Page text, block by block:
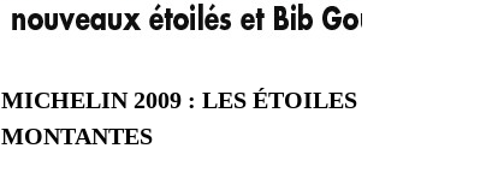
MICHELIN 2009 : LES ÉTOILES
MONTANTES